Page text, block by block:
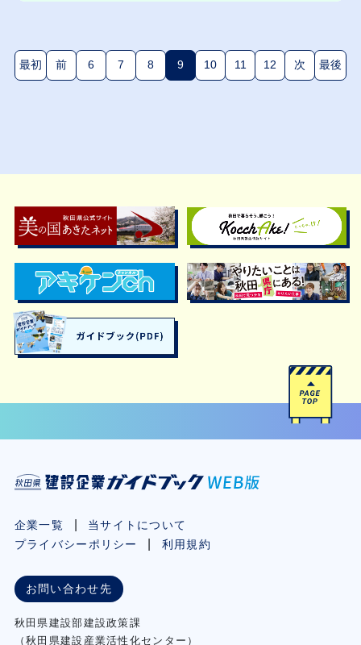
最初 前 6 7 8 9(現在のページ)
10 11 12 次 最後
企業一覧
当サイトについて
プライバシーポリシー
利用規約
お問い合わせ先
秋⽥県建設部建設政策課
（秋⽥県建設産業活性化センター）